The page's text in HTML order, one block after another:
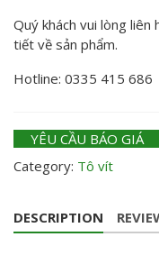
Quý khách vui lòng
tiết về sản phẩm.
Hotline: 0335 415 686
YÊU CẦU BÁO GIÁ
Category: Tô vít
DESCRIPTION